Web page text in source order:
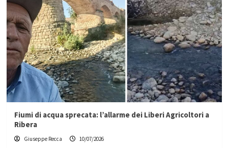
Fiumi di acqua sprecata: l’allarme dei Liberi Agricoltori a
Ribera
Giuseppe Recca 10/07/2026